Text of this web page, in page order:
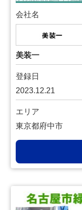
会社名
美装一
登録日
2023.12.21
エリア
東京都府中市